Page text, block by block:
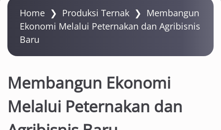
Home ❯ Produksi Ternak ❯ Membangun
Ekonomi Melalui Peternakan dan Agribisnis
Baru
Membangun Ekonomi
Melalui Peternakan dan